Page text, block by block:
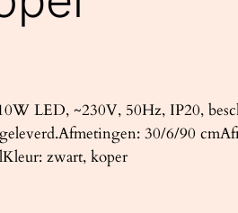
LED, ~230V, 50Hz, IP20,
30/6/90
zwart, koper